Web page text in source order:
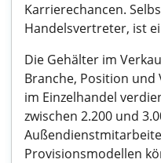
Karrierechancen.
Handelsvertreter, ist
Die Gehälter im
Branche, Position
im Einzelhandel
zwischen 2.200 und
Provisionsmodellen